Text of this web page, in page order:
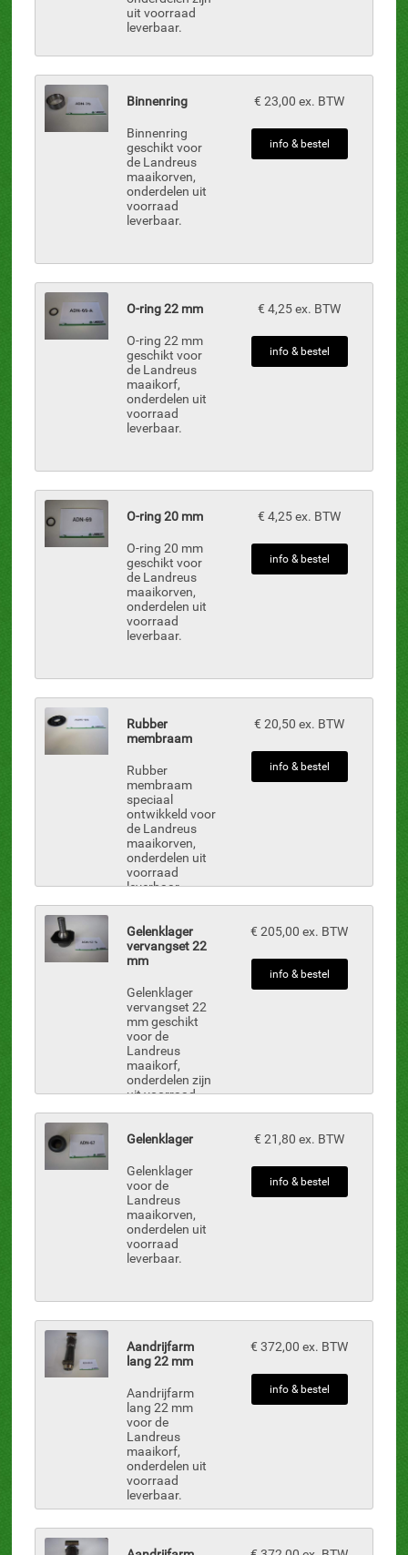
uit voorraad
leverbaar.
Binnenring
Binnenring
geschikt voor
de Landreus
maaikorven,
onderdelen uit
voorraad
leverbaar.
€ 23,00 ex. BTW
info & bestel
O-ring 22 mm
O-ring 22 mm
geschikt voor
de Landreus
maaikorf,
onderdelen uit
voorraad
leverbaar.
€ 4,25 ex. BTW
info & bestel
O-ring 20 mm
O-ring 20 mm
geschikt voor
de Landreus
maaikorven,
onderdelen uit
voorraad
leverbaar.
€ 4,25 ex. BTW
info & bestel
Rubber
membraam
Rubber
membraam
speciaal
ontwikkeld voor
de Landreus
maaikorven,
onderdelen uit
voorraad
leverbaar.
€ 20,50 ex. BTW
info & bestel
Gelenklager
vervangset 22
mm
Gelenklager
vervangset 22
mm geschikt
voor de
Landreus
maaikorf,
onderdelen zijn
uit voorraad
€ 205,00 ex. BTW
info & bestel
Gelenklager
Gelenklager
voor de
Landreus
maaikorven,
onderdelen uit
voorraad
leverbaar.
€ 21,80 ex. BTW
info & bestel
Aandrijfarm
lang 22 mm
Aandrijfarm
lang 22 mm
voor de
Landreus
maaikorf,
onderdelen uit
voorraad
leverbaar.
€ 372,00 ex. BTW
info & bestel